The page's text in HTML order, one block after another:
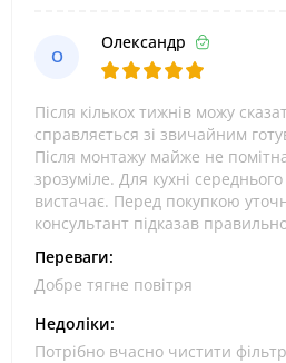
О
Олександр
Після кількох тижнів можу
справляється зі звичайним
Після монтажу майже не
зрозуміле. Для кухні
вистачає. Перед покупкою
консультант підказав
Переваги:
Добре тягне повітря
Недоліки:
Потрібно вчасно чистити фільтр